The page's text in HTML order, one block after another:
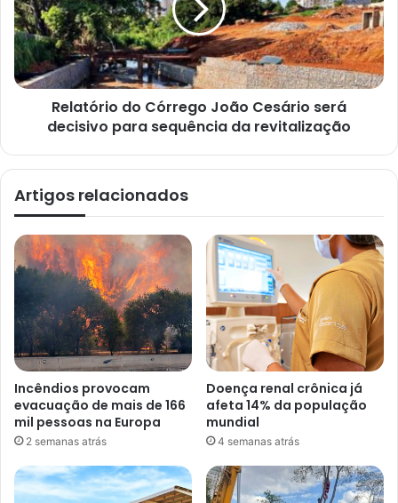
Relatório do Córrego João Cesário será
decisivo para sequência da revitalização
Artigos relacionados
Incêndios provocam
evacuação de mais de 166
mil pessoas na Europa
2 semanas atrás
Doença renal crônica já
afeta 14% da população
mundial
4 semanas atrás